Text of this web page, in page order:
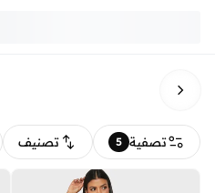
تصفية 5 تصنيف